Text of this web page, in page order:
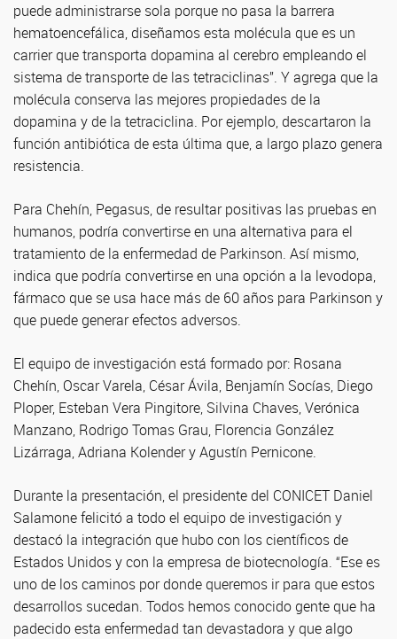
puede administrarse sola porque no pasa la barrera
hematoencefálica, diseñamos esta molécula que es un
carrier que transporta dopamina al cerebro empleando el
sistema de transporte de las tetraciclinas”. Y agrega que la
molécula conserva las mejores propiedades de la
dopamina y de la tetraciclina. Por ejemplo, descartaron la
función antibiótica de esta última que, a largo plazo genera
resistencia.
Para Chehín, Pegasus, de resultar positivas las pruebas en
humanos, podría convertirse en una alternativa para el
tratamiento de la enfermedad de Parkinson. Así mismo,
indica que podría convertirse en una opción a la levodopa,
fármaco que se usa hace más de 60 años para Parkinson y
que puede generar efectos adversos.
El equipo de investigación está formado por: Rosana
Chehín, Oscar Varela, César Ávila, Benjamín Socías, Diego
Ploper, Esteban Vera Pingitore, Silvina Chaves, Verónica
Manzano, Rodrigo Tomas Grau, Florencia González
Lizárraga, Adriana Kolender y Agustín Pernicone.
Durante la presentación, el presidente del CONICET Daniel
Salamone felicitó a todo el equipo de investigación y
destacó la integración que hubo con los científicos de
Estados Unidos y con la empresa de biotecnología. “Ese es
uno de los caminos por donde queremos ir para que estos
desarrollos sucedan. Todos hemos conocido gente que ha
padecido esta enfermedad tan devastadora y que algo